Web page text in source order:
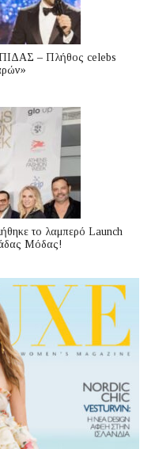
– Πλήθος celebs
το λαμπερό Launch
Μόδας!